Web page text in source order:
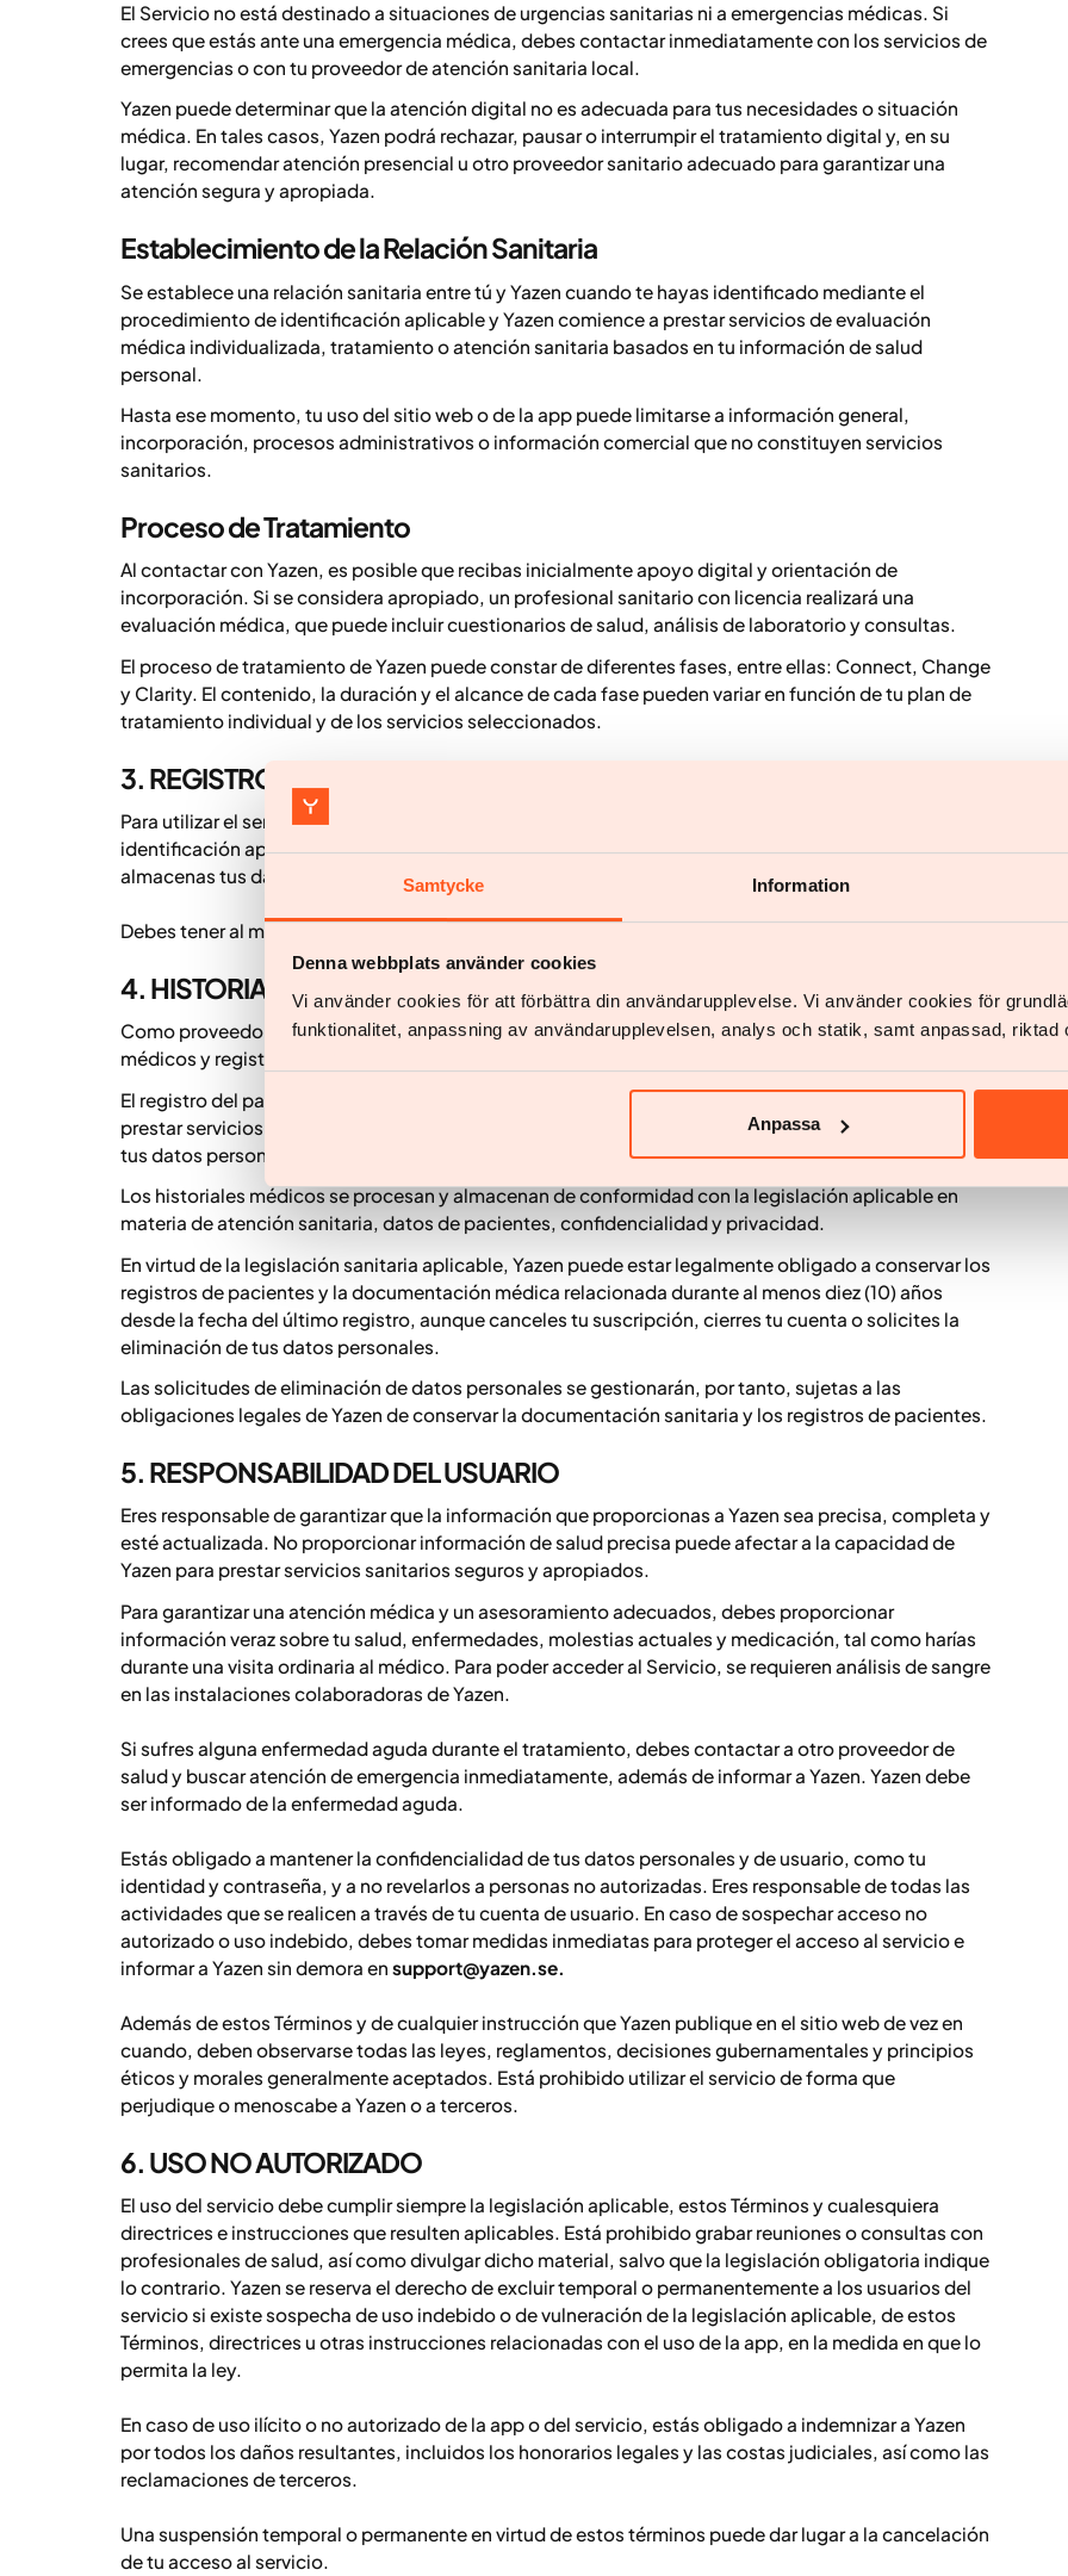
Samtycke Information
Denna webbplats använder cookies
Vi använder cookies för att förbättra din användarupplevelse. Vi använder cookies för
funktionalitet, anpassning av användarupplevelsen, analys och statik, samt anpassad, riktad
Anpassa
El Servicio no está destinado a situaciones de urgencias sanitarias ni a emergencias médicas. Si
crees que estás ante una emergencia médica, debes contactar inmediatamente con los servicios de
emergencias o con tu proveedor de atención sanitaria local.
Yazen puede determinar que la atención digital no es adecuada para tus necesidades o situación
médica. En tales casos, Yazen podrá rechazar, pausar o interrumpir el tratamiento digital y, en su
lugar, recomendar atención presencial u otro proveedor sanitario adecuado para garantizar una
atención segura y apropiada.
Establecimiento de la Relación Sanitaria
Se establece una relación sanitaria entre tú y Yazen cuando te hayas identificado mediante el
procedimiento de identificación aplicable y Yazen comience a prestar servicios de evaluación
médica individualizada, tratamiento o atención sanitaria basados en tu información de salud
personal.
Hasta ese momento, tu uso del sitio web o de la app puede limitarse a información general,
incorporación, procesos administrativos o información comercial que no constituyen servicios
sanitarios.
Proceso de Tratamiento
Al contactar con Yazen, es posible que recibas inicialmente apoyo digital y orientación de
incorporación. Si se considera apropiado, un profesional sanitario con licencia realizará una
evaluación médica, que puede incluir cuestionarios de salud, análisis de laboratorio y consultas.
El proceso de tratamiento de Yazen puede constar de diferentes fases, entre ellas: Connect, Change
y Clarity. El contenido, la duración y el alcance de cada fase pueden variar en función de tu plan de
tratamiento individual y de los servicios seleccionados.
3. REGISTRO DE USUARIO
Para utilizar el servicio, debes descargar la aplicación, identificarte mediante el procedimiento de
identificación aplicable y crear una cuenta de usuario la primera vez que usas el servicio, en la que
almacenas tus datos personales.
Debes tener al menos 18 años. El servicio solo puede ser utilizado por ti.
4. HISTORIALES MÉDICOS Y REGISTROS DE PACIENTES
Como proveedor sanitario registrado, Yazen está legalmente obligado a mantener historiales
médicos y registros de pacientes relacionados con los servicios sanitarios que se te prestan.
El registro del paciente se crea una vez que se ha establecido la relación sanitaria y Yazen comienza a
prestar servicios de evaluación médica individualizada, tratamiento o atención sanitaria basados en
tus datos personales identificados e información de salud.
Los historiales médicos se procesan y almacenan de conformidad con la legislación aplicable en
materia de atención sanitaria, datos de pacientes, confidencialidad y privacidad.
En virtud de la legislación sanitaria aplicable, Yazen puede estar legalmente obligado a conservar los
registros de pacientes y la documentación médica relacionada durante al menos diez (10) años
desde la fecha del último registro, aunque canceles tu suscripción, cierres tu cuenta o solicites la
eliminación de tus datos personales.
Las solicitudes de eliminación de datos personales se gestionarán, por tanto, sujetas a las
obligaciones legales de Yazen de conservar la documentación sanitaria y los registros de pacientes.
5. RESPONSABILIDAD DEL USUARIO
Eres responsable de garantizar que la información que proporcionas a Yazen sea precisa, completa y
esté actualizada. No proporcionar información de salud precisa puede afectar a la capacidad de
Yazen para prestar servicios sanitarios seguros y apropiados.
Para garantizar una atención médica y un asesoramiento adecuados, debes proporcionar
información veraz sobre tu salud, enfermedades, molestias actuales y medicación, tal como harías
durante una visita ordinaria al médico. Para poder acceder al Servicio, se requieren análisis de sangre
en las instalaciones colaboradoras de Yazen.
Si sufres alguna enfermedad aguda durante el tratamiento, debes contactar a otro proveedor de
salud y buscar atención de emergencia inmediatamente, además de informar a Yazen. Yazen debe
ser informado de la enfermedad aguda.
Estás obligado a mantener la confidencialidad de tus datos personales y de usuario, como tu
identidad y contraseña, y a no revelarlos a personas no autorizadas. Eres responsable de todas las
actividades que se realicen a través de tu cuenta de usuario. En caso de sospechar acceso no
autorizado o uso indebido, debes tomar medidas inmediatas para proteger el acceso al servicio e
informar a Yazen sin demora en support@yazen.se.
Además de estos Términos y de cualquier instrucción que Yazen publique en el sitio web de vez en
cuando, deben observarse todas las leyes, reglamentos, decisiones gubernamentales y principios
éticos y morales generalmente aceptados. Está prohibido utilizar el servicio de forma que
perjudique o menoscabe a Yazen o a terceros.
6. USO NO AUTORIZADO
El uso del servicio debe cumplir siempre la legislación aplicable, estos Términos y cualesquiera
directrices e instrucciones que resulten aplicables. Está prohibido grabar reuniones o consultas con
profesionales de salud, así como divulgar dicho material, salvo que la legislación obligatoria indique
lo contrario. Yazen se reserva el derecho de excluir temporal o permanentemente a los usuarios del
servicio si existe sospecha de uso indebido o de vulneración de la legislación aplicable, de estos
Términos, directrices u otras instrucciones relacionadas con el uso de la app, en la medida en que lo
permita la ley.
En caso de uso ilícito o no autorizado de la app o del servicio, estás obligado a indemnizar a Yazen
por todos los daños resultantes, incluidos los honorarios legales y las costas judiciales, así como las
reclamaciones de terceros.
Una suspensión temporal o permanente en virtud de estos términos puede dar lugar a la cancelación
de tu acceso al servicio.